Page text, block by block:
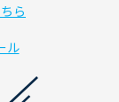
ら
ル